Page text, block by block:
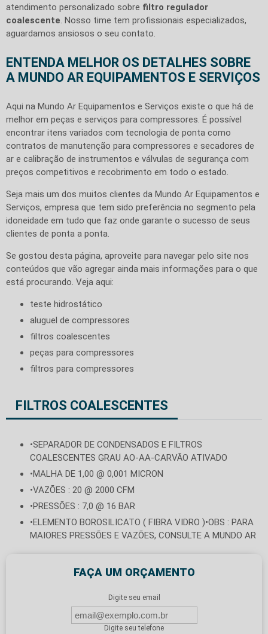
atendimento personalizado sobre filtro regulador
coalescente. Nosso time tem profissionais especializados,
aguardamos ansiosos o seu contato.
ENTENDA MELHOR OS DETALHES SOBRE
A MUNDO AR EQUIPAMENTOS E SERVIÇOS
Aqui na Mundo Ar Equipamentos e Serviços existe o que há de
melhor em peças e serviços para compressores. É possível
encontrar itens variados com tecnologia de ponta como
contratos de manutenção para compressores e secadores de
ar e calibração de instrumentos e válvulas de segurança com
preços competitivos e recobrimento em todo o estado.
Seja mais um dos muitos clientes da Mundo Ar Equipamentos e
Serviços, empresa que tem sido preferência no segmento pela
idoneidade em tudo que faz onde garante o sucesso de seus
clientes de ponta a ponta.
Se gostou desta página, aproveite para navegar pelo site nos
conteúdos que vão agregar ainda mais informações para o que
está procurando. Veja aqui:
teste hidrostático
aluguel de compressores
filtros coalescentes
peças para compressores
filtros para compressores
FILTROS COALESCENTES
•SEPARADOR DE CONDENSADOS E FILTROS
COALESCENTES GRAU AO-AA-CARVÃO ATIVADO
•MALHA DE 1,00 @ 0,001 MICRON
•VAZÕES : 20 @ 2000 CFM
•PRESSÕES : 7,0 @ 16 BAR
•ELEMENTO BOROSILICATO ( FIBRA VIDRO )•OBS : PARA
MAIORES PRESSÕES E VAZÕES, CONSULTE A MUNDO AR
FAÇA UM ORÇAMENTO
Digite seu email
Digite seu telefone